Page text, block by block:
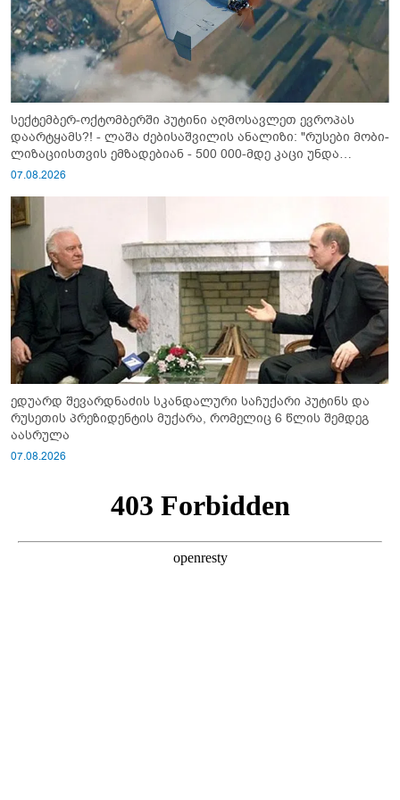
სექტემბერ-ოქტომბერში პუტინი აღმოსავლეთ ევროპას
დაარტყამს?! - ლაშა ძებისაშვილის ანალიზი: "რუსები მობი­
ლიზაციისთვის ემზადებიან - 500 000-მდე კაცი უნდა
გაიწვიონ ომში"
07.08.2026
ედუარდ შევარდნაძის სკანდალური საჩუქარი პუტინს და
რუსეთის პრეზიდენტის მუქარა, რომელიც 6 წლის შემდეგ
აასრულა
07.08.2026